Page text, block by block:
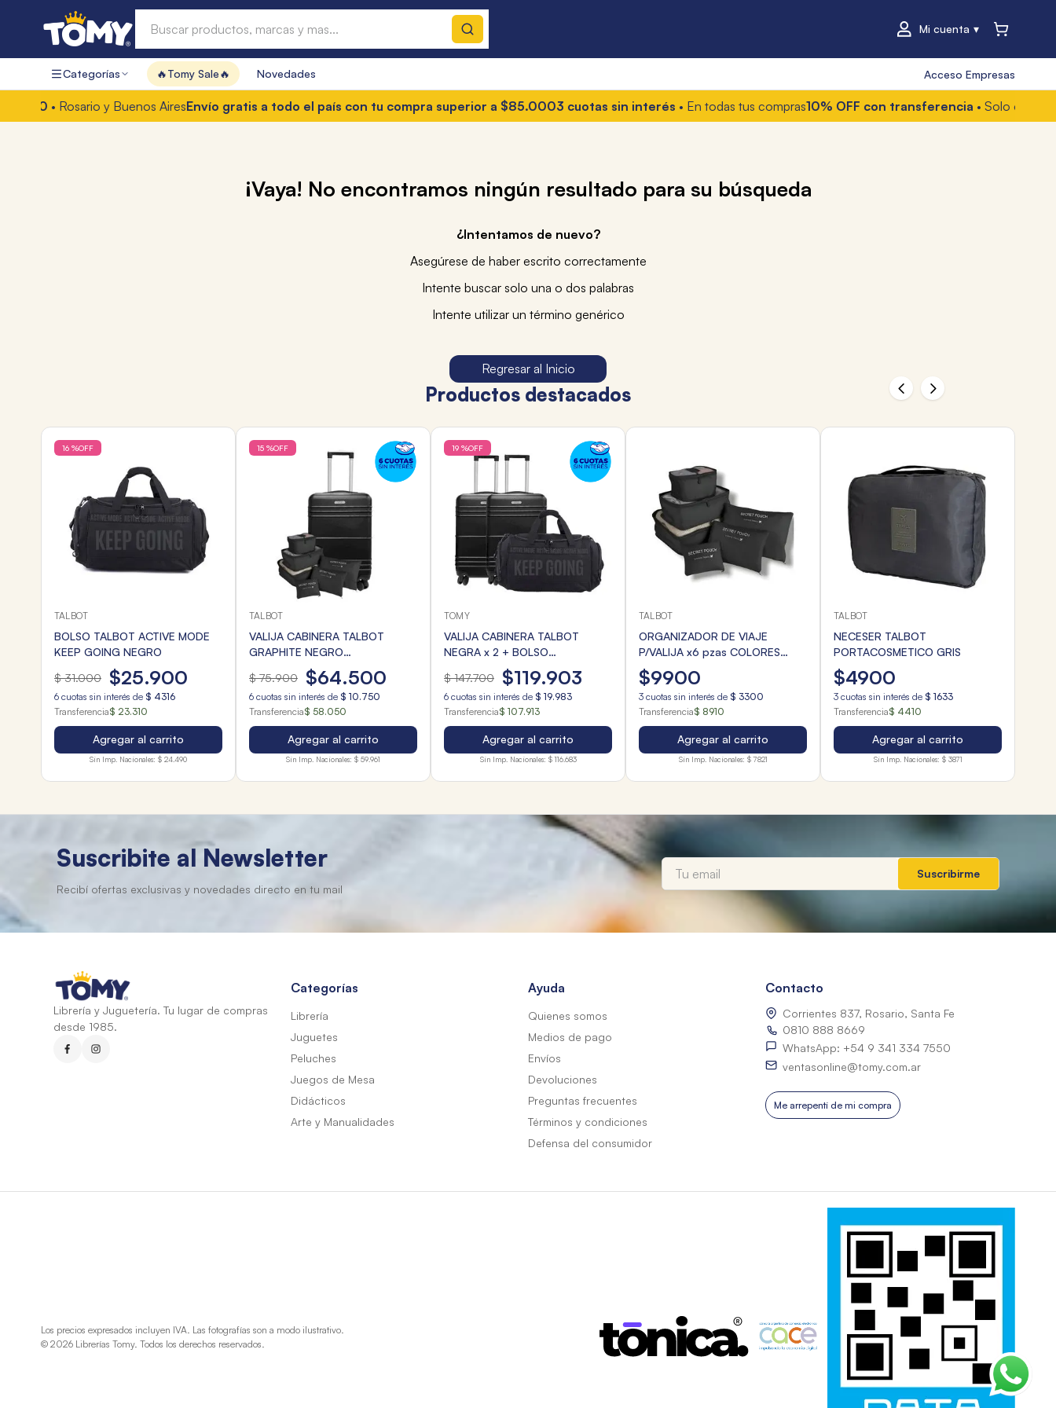
Mi cuenta
Categorías 🔥Tomy Sale🔥 Novedades Acceso Empresas
• Rosario y Buenos AiresEnvío gratis a todo el país con tu compra superior a $85.0003 cuotas sin interés• En todas tus compras10% OFF con transferencia• Solo online
¡Vaya! No encontramos ningún resultado para su búsqueda
¿Intentamos de nuevo?
Asegúrese de haber escrito correctamente
Intente buscar solo una o dos palabras
Intente utilizar un término genérico
Regresar al Inicio
Productos destacados
16 %OFF
TALBOT
BOLSO TALBOT ACTIVE MODE
KEEP GOING NEGRO
$ 31.000 $25.900
6 cuotas sin interés de $ 4316
Transferencia$ 23.310
Agregar al carrito
Sin Imp. Nacionales: $ 24.490
15 %OFF
TALBOT
VALIJA CABINERA TALBOT
GRAPHITE NEGRO
20"+ORGANIZADOR VIAJE
$ 75.900 $64.500
6 cuotas sin interés de $ 10.750
Transferencia$ 58.050
Agregar al carrito
Sin Imp. Nacionales: $ 59.961
19 %OFF
TOMY
VALIJA CABINERA TALBOT
NEGRA x 2 + BOLSO
DEPORTIVO
$ 147.700 $119.903
6 cuotas sin interés de $ 19.983
Transferencia$ 107.913
Agregar al carrito
Sin Imp. Nacionales: $ 116.683
TALBOT
ORGANIZADOR DE VIAJE
P/VALIJA x6 pzas COLORES
SURTIDOS
$9900
3 cuotas sin interés de $ 3300
Transferencia$ 8910
Agregar al carrito
Sin Imp. Nacionales: $ 7821
TALBOT
NECESER TALBOT
PORTACOSMETICO GRIS
$4900
3 cuotas sin interés de $ 1633
Transferencia$ 4410
Agregar al carrito
Sin Imp. Nacionales: $ 3871
Suscribite al Newsletter
Suscribirme
Librería y Juguetería. Tu lugar de compras
desde 1985.
Categorías
Librería
Juguetes
Peluches
Juegos de Mesa
Didácticos
Arte y Manualidades
Ayuda
Quienes somos
Medios de pago
Envíos
Devoluciones
Preguntas frecuentes
Términos y condiciones
Defensa del consumidor
Contacto
Corrientes 837, Rosario, Santa Fe
0810 888 8669
WhatsApp: +54 9 341 334 7550
ventasonline@tomy.com.ar
Me arrepentí de mi compra
Los precios expresados incluyen IVA. Las fotografías son a modo ilustrativo.
© 2026 Librerías Tomy. Todos los derechos reservados.
Términos más buscados
1.
hot wheels